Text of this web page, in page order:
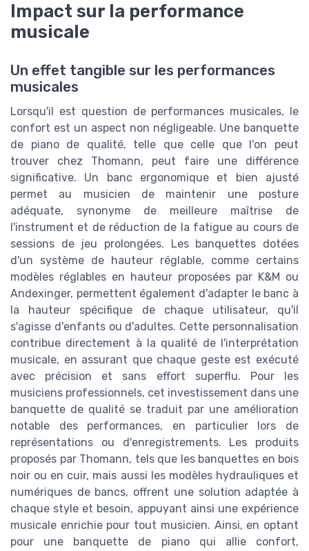
Impact sur la performance
musicale
Un effet tangible sur les performances
musicales
Lorsqu'il est question de performances musicales, le
confort est un aspect non négligeable. Une banquette
de piano de qualité, telle que celle que l'on peut
trouver chez Thomann, peut faire une différence
significative. Un banc ergonomique et bien ajusté
permet au musicien de maintenir une posture
adéquate, synonyme de meilleure maîtrise de
l'instrument et de réduction de la fatigue au cours de
sessions de jeu prolongées. Les banquettes dotées
d'un système de hauteur réglable, comme certains
modèles réglables en hauteur proposées par K&M ou
Andexinger, permettent également d'adapter le banc à
la hauteur spécifique de chaque utilisateur, qu'il
s'agisse d'enfants ou d'adultes. Cette personnalisation
contribue directement à la qualité de l'interprétation
musicale, en assurant que chaque geste est exécuté
avec précision et sans effort superflu. Pour les
musiciens professionnels, cet investissement dans une
banquette de qualité se traduit par une amélioration
notable des performances, en particulier lors de
représentations ou d'enregistrements. Les produits
proposés par Thomann, tels que les banquettes en bois
noir ou en cuir, mais aussi les modèles hydrauliques et
numériques de bancs, offrent une solution adaptée à
chaque style et besoin, appuyant ainsi une expérience
musicale enrichie pour tout musicien. Ainsi, en optant
pour une banquette de piano qui allie confort,